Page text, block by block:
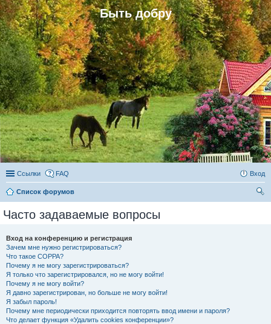
Быть добру
Ссылки FAQ Вход
Список форумов
Часто задаваемые вопросы
Вход на конференцию и регистрация
Зачем мне нужно регистрироваться?
Что такое COPPA?
Почему я не могу зарегистрироваться?
Я только что зарегистрировался, но не могу войти!
Почему я не могу войти?
Я давно зарегистрирован, но больше не могу войти!
Я забыл пароль!
Почему мне периодически приходится повторять ввод имени и пароля?
Что делает функция «Удалить cookies конференции»?